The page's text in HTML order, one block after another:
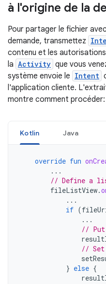
à l'origine de la
Pour partager le fichier
demande, transmettez
contenu et les
la Activity que vous
système envoie le Intent
l'application cliente.
montre comment procéder:
Kotlin Java
override fun
...
// Define a
fileListView.
...
if (
...
// Put
//
} else {